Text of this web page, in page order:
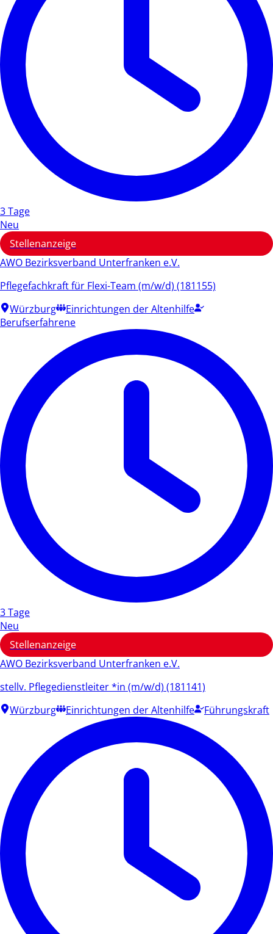
3 Tage
Neu
Stellenanzeige
AWO Bezirksverband Unterfranken e.V.
Pflegefachkraft für Flexi-Team (m/w/d) (181155)
Würzburg
Einrichtungen der Altenhilfe
Berufserfahrene
3 Tage
Neu
Stellenanzeige
AWO Bezirksverband Unterfranken e.V.
stellv. Pflegedienstleiter *in (m/w/d) (181141)
Würzburg
Einrichtungen der Altenhilfe Führungskraft